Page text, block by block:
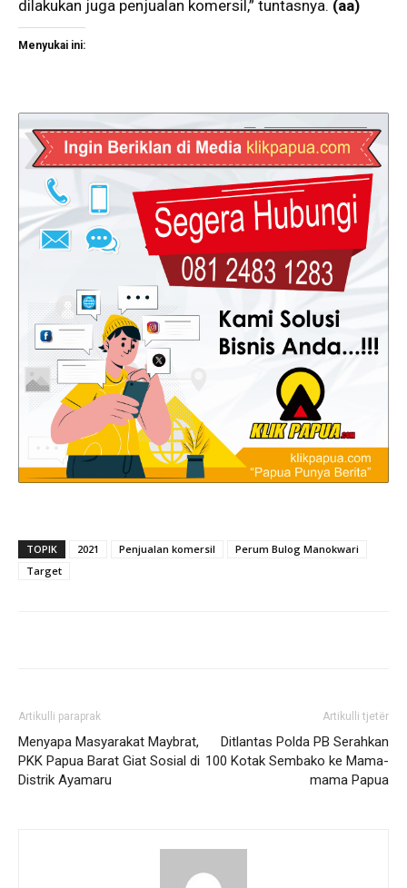
dilakukan juga penjualan komersil,” tuntasnya. (aa)
Menyukai ini:
TOPIK 2021 Penjualan komersil
Perum Bulog Manokwari
Target
Artikulli paraprak
Menyapa Masyarakat Maybrat,
PKK Papua Barat Giat Sosial di
Distrik Ayamaru
Artikulli tjetër
Ditlantas Polda PB Serahkan
100 Kotak Sembako ke Mama-
mama Papua